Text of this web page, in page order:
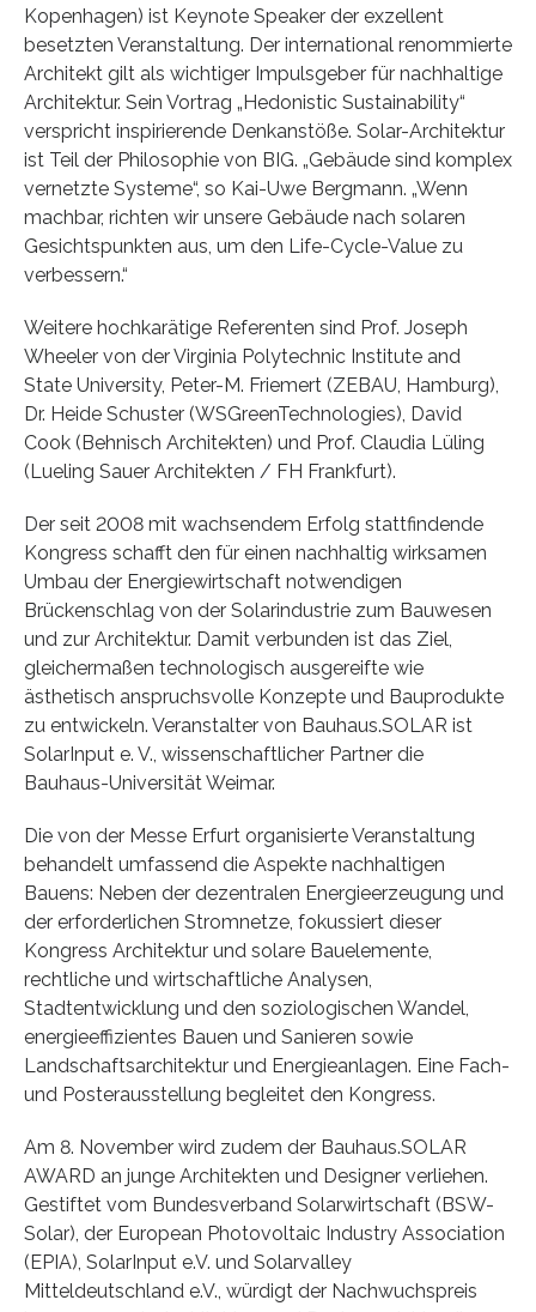
Kopenhagen) ist Keynote Speaker der exzellent
besetzten Veranstaltung. Der international renommierte
Architekt gilt als wichtiger Impulsgeber für nachhaltige
Architektur. Sein Vortrag „Hedonistic Sustainability“
verspricht inspirierende Denkanstöße. Solar-Architektur
ist Teil der Philosophie von BIG. „Gebäude sind komplex
vernetzte Systeme“, so Kai-Uwe Bergmann. „Wenn
machbar, richten wir unsere Gebäude nach solaren
Gesichtspunkten aus, um den Life-Cycle-Value zu
verbessern.“
Weitere hochkarätige Referenten sind Prof. Joseph
Wheeler von der Virginia Polytechnic Institute and
State University, Peter-M. Friemert (ZEBAU, Hamburg),
Dr. Heide Schuster (WSGreenTechnologies), David
Cook (Behnisch Architekten) und Prof. Claudia Lüling
(Lueling Sauer Architekten / FH Frankfurt).
Der seit 2008 mit wachsendem Erfolg stattfindende
Kongress schafft den für einen nachhaltig wirksamen
Umbau der Energiewirtschaft notwendigen
Brückenschlag von der Solarindustrie zum Bauwesen
und zur Architektur. Damit verbunden ist das Ziel,
gleichermaßen technologisch ausgereifte wie
ästhetisch anspruchsvolle Konzepte und Bauprodukte
zu entwickeln. Veranstalter von Bauhaus.SOLAR ist
SolarInput e. V., wissenschaftlicher Partner die
Bauhaus-Universität Weimar.
Die von der Messe Erfurt organisierte Veranstaltung
behandelt umfassend die Aspekte nachhaltigen
Bauens: Neben der dezentralen Energieerzeugung und
der erforderlichen Stromnetze, fokussiert dieser
Kongress Architektur und solare Bauelemente,
rechtliche und wirtschaftliche Analysen,
Stadtentwicklung und den soziologischen Wandel,
energieeffizientes Bauen und Sanieren sowie
Landschaftsarchitektur und Energieanlagen. Eine Fach-
und Posterausstellung begleitet den Kongress.
Am 8. November wird zudem der Bauhaus.SOLAR
AWARD an junge Architekten und Designer verliehen.
Gestiftet vom Bundesverband Solarwirtschaft (BSW-
Solar), der European Photovoltaic Industry Association
(EPIA), SolarInput e.V. und Solarvalley
Mitteldeutschland e.V., würdigt der Nachwuchspreis